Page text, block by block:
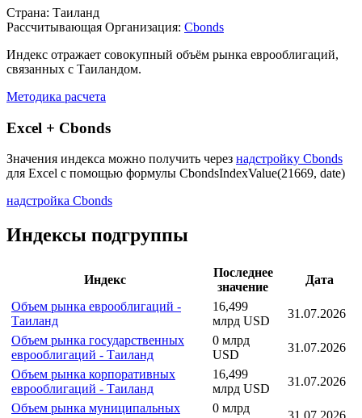
Описание индекса
Страна: Таиланд
связанных с Таиландом.
Методика расчета
Excel + Cbonds
для Excel с помощью формулы
Индексы подгруппы
Индекс
Последнее
значение
Объем рынка еврооблигаций -
Таиланд
16,499
млрд USD
Объем рынка государственных
еврооблигаций - Таиланд
0 млрд
USD